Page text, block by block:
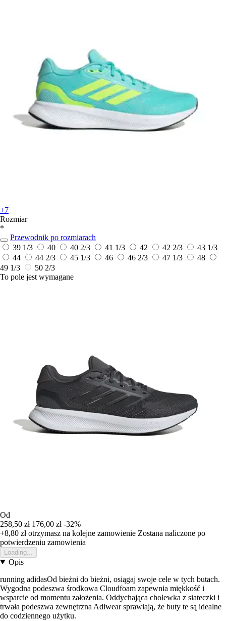
+7
Rozmiar
*
Przewodnik po rozmiarach
39 1/3
40 40 2/3 41 1/3 42 42 2/3
43 1/3
44
44 2/3 45 1/3 46 46 2/3 47 1/3
48
49 1/3
50 2/3
To pole jest wymagane
Od
258,50 zł 176,00 zł -32%
+8,80 złotrzymasz na kolejne zamowienie Zostana naliczone po
potwierdzeniu zamowienia
Loading...
Opis
running adidasOd bieżni do bieżni, osiągaj swoje cele w tych butach.
Wygodna podeszwa środkowa Cloudfoam zapewnia miękkość i
wsparcie od momentu założenia. Oddychająca cholewka z siateczki i
trwała podeszwa zewnętrzna Adiwear sprawiają, że buty te są idealne
do codziennego użytku.